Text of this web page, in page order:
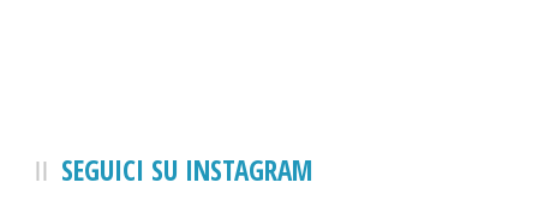
SEGUICI SU INSTAGRAM